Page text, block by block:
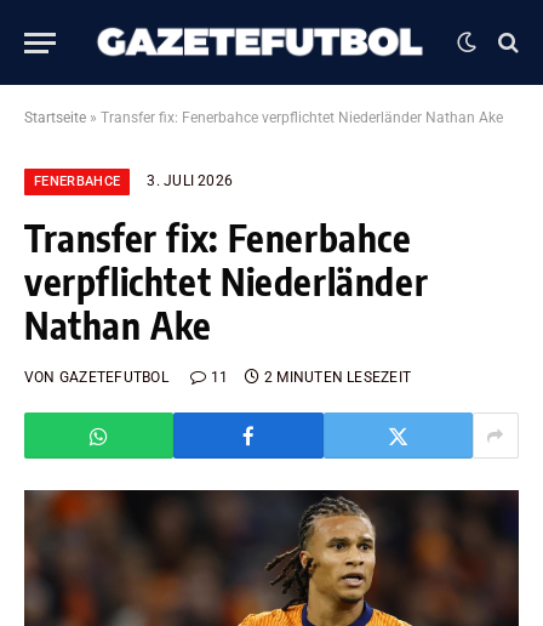
Startseite » Transfer fix: Fenerbahce verpflichtet Niederländer Nathan Ake
FENERBAHCE 3. JULI 2026
Transfer fix: Fenerbahce
verpflichtet Niederländer
Nathan Ake
VON GAZETEFUTBOL 11 2 MINUTEN LESEZEIT